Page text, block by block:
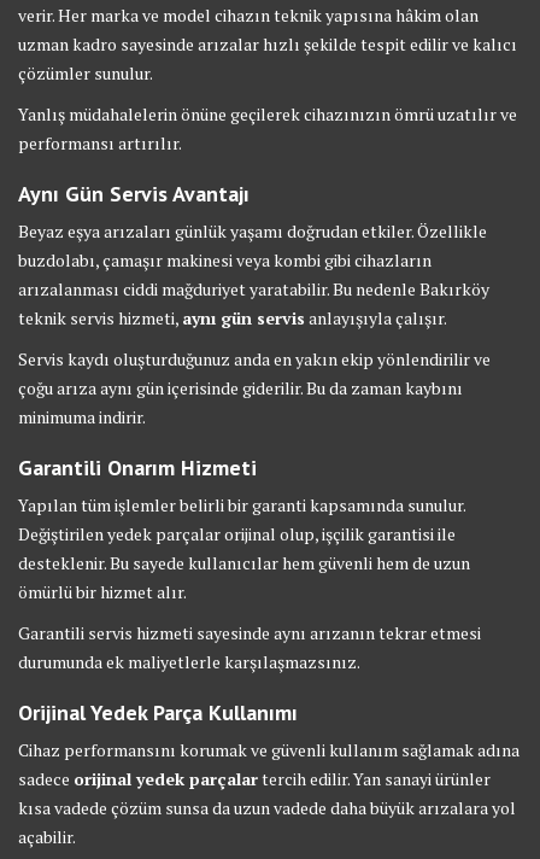
verir. Her marka ve model cihazın teknik yapısına hâkim olan
uzman kadro sayesinde arızalar hızlı şekilde tespit edilir ve kalıcı
çözümler sunulur.
Yanlış müdahalelerin önüne geçilerek cihazınızın ömrü uzatılır ve
performansı artırılır.
Aynı Gün Servis Avantajı
Beyaz eşya arızaları günlük yaşamı doğrudan etkiler. Özellikle
buzdolabı, çamaşır makinesi veya kombi gibi cihazların
arızalanması ciddi mağduriyet yaratabilir. Bu nedenle Bakırköy
teknik servis hizmeti, aynı gün servis anlayışıyla çalışır.
Servis kaydı oluşturduğunuz anda en yakın ekip yönlendirilir ve
çoğu arıza aynı gün içerisinde giderilir. Bu da zaman kaybını
minimuma indirir.
Garantili Onarım Hizmeti
Yapılan tüm işlemler belirli bir garanti kapsamında sunulur.
Değiştirilen yedek parçalar orijinal olup, işçilik garantisi ile
desteklenir. Bu sayede kullanıcılar hem güvenli hem de uzun
ömürlü bir hizmet alır.
Garantili servis hizmeti sayesinde aynı arızanın tekrar etmesi
durumunda ek maliyetlerle karşılaşmazsınız.
Orijinal Yedek Parça Kullanımı
Cihaz performansını korumak ve güvenli kullanım sağlamak adına
sadece orijinal yedek parçalartercih edilir. Yan sanayi ürünler
kısa vadede çözüm sunsa da uzun vadede daha büyük arızalara yol
açabilir.